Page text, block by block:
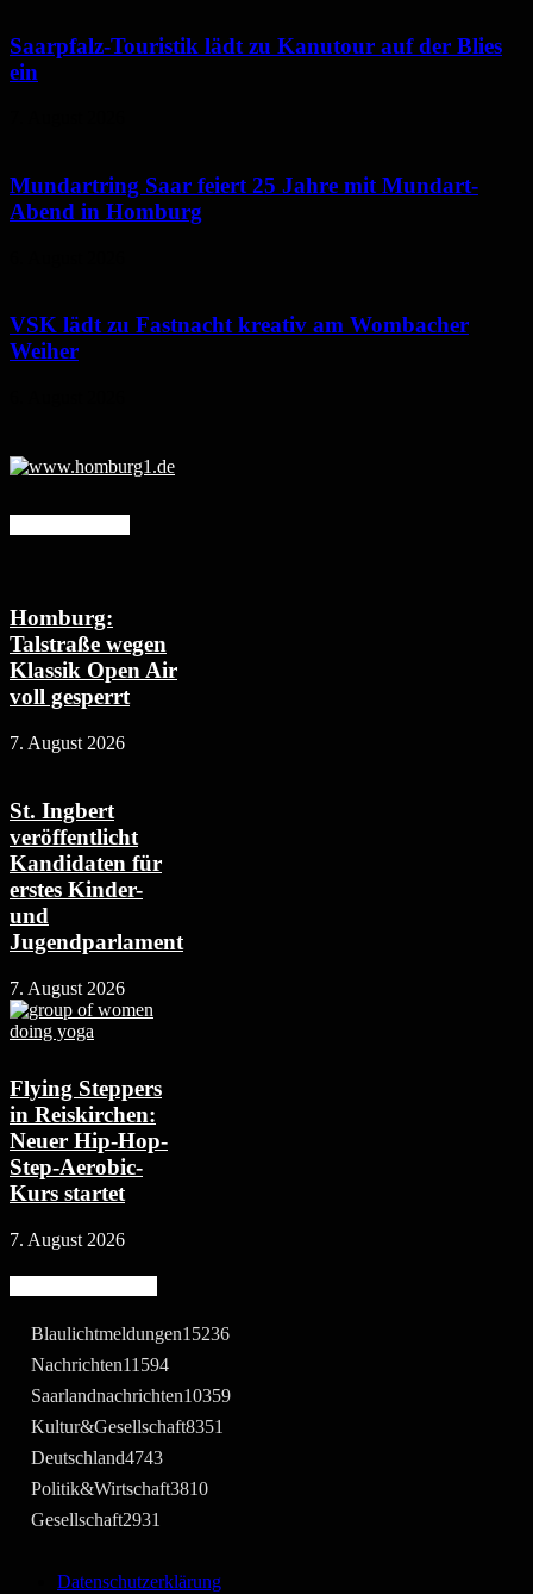
Saarpfalz-Touristik lädt zu Kanutour auf der Blies
ein
Mundartring Saar feiert 25 Jahre mit Mundart-
Abend in Homburg
VSK lädt zu Fastnacht kreativ am Wombacher
Weiher
Homburg:
Talstraße wegen
Klassik Open Air
voll gesperrt
7. August 2026
St. Ingbert
veröffentlicht
Kandidaten für
erstes Kinder-
und
Jugendparlament
7. August 2026
Flying Steppers
in Reiskirchen:
Neuer Hip-Hop-
Step-Aerobic-
Kurs startet
7. August 2026
Blaulichtmeldungen15236
Nachrichten11594
Saarlandnachrichten10359
Kultur&Gesellschaft8351
Deutschland4743
Politik&Wirtschaft3810
Gesellschaft2931
Datenschutzerklärung